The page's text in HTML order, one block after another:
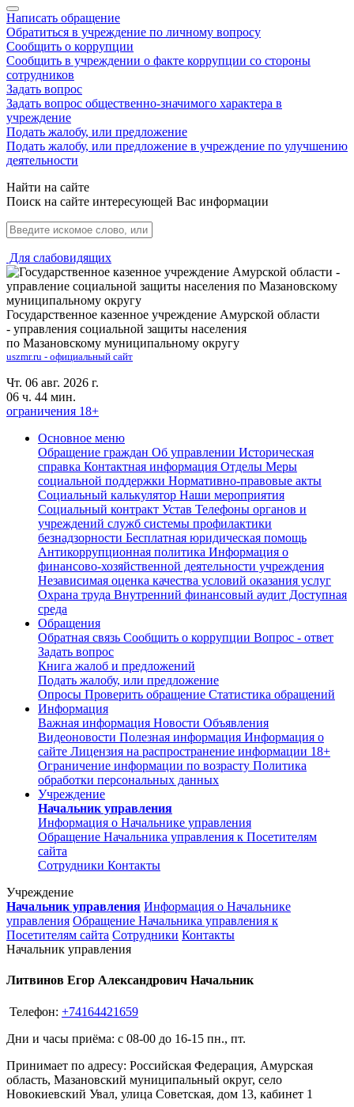
Написать обращение
Обратиться в учреждение по личному вопросу
Сообщить о коррупции
Сообщить в учреждении о факте коррупции со стороны
сотрудников
Задать вопрос
Задать вопрос общественно-значимого характера в
учреждение
Подать жалобу, или предложение
Подать жалобу, или предложение в учреждение по улучшению
деятельности
Найти на сайте
Поиск на сайте интересующей Вас информации
Для слабовидящих
Государственное казенное учреждение Амурской области
- управления социальной защиты населения
по Мазановскому муниципальному округу
uszmr.ru - официальный сайт
Чт. 06 авг. 2026 г.
06 ч. 44 мин.
ограничения 18+
Основное меню
Обращение граждан Об управлении Историческая
справка Контактная информация Отделы Меры
социальной поддержки Нормативно-правовые акты
Социальный калькулятор Наши мероприятия
Социальный контракт Устав Телефоны органов и
учреждений служб системы профилактики
безнадзорности Бесплатная юридическая помощь
Антикоррупционная политика Информация о
финансово-хозяйственной деятельности учреждения
Независимая оценка качества условий оказания услуг
Охрана труда Внутренний финансовый аудит Доступная
среда
Обращения
Обратная связь Сообщить о коррупции Вопрос - ответ
Задать вопрос
Книга жалоб и предложений
Подать жалобу, или предложение
Опросы Проверить обращение Статистика обращений
Информация
Важная информация Новости Объявления
Видеоновости Полезная информация Информация о
сайте Лицензия на распространение информации 18+
Ограничение информации по возрасту Политика
обработки персональных данных
Учреждение
Начальник управления
Информация о Начальнике управления
Обращение Начальника управления к Посетителям
сайта
Сотрудники Контакты
Учреждение
Начальник управления Информация о Начальнике
управления Обращение Начальника управления к
Посетителям сайта Сотрудники Контакты
Начальник управления
Литвинов Егор Александрович Начальник
Телефон: +74164421659
Дни и часы приёма: с 08-00 до 16-15 пн., пт.
Принимает по адресу: Российская Федерация, Амурская
область, Мазановский муниципальный округ, село
Новокиевский Увал, улица Советская, дом 13, кабинет 1